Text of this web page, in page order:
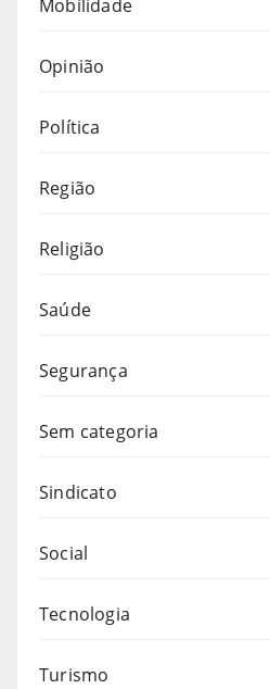
Mobilidade
Opinião
Política
Região
Religião
Saúde
Segurança
Sem categoria
Sindicato
Social
Tecnologia
Turismo